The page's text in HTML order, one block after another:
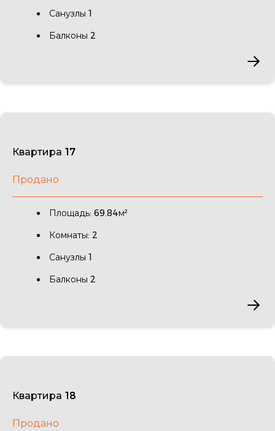
Санузлы 1
Балконы 2
Квартира 17
Продано
Площадь: 69.84м²
Комнаты: 2
Санузлы 1
Балконы 2
Квартира 18
Продано